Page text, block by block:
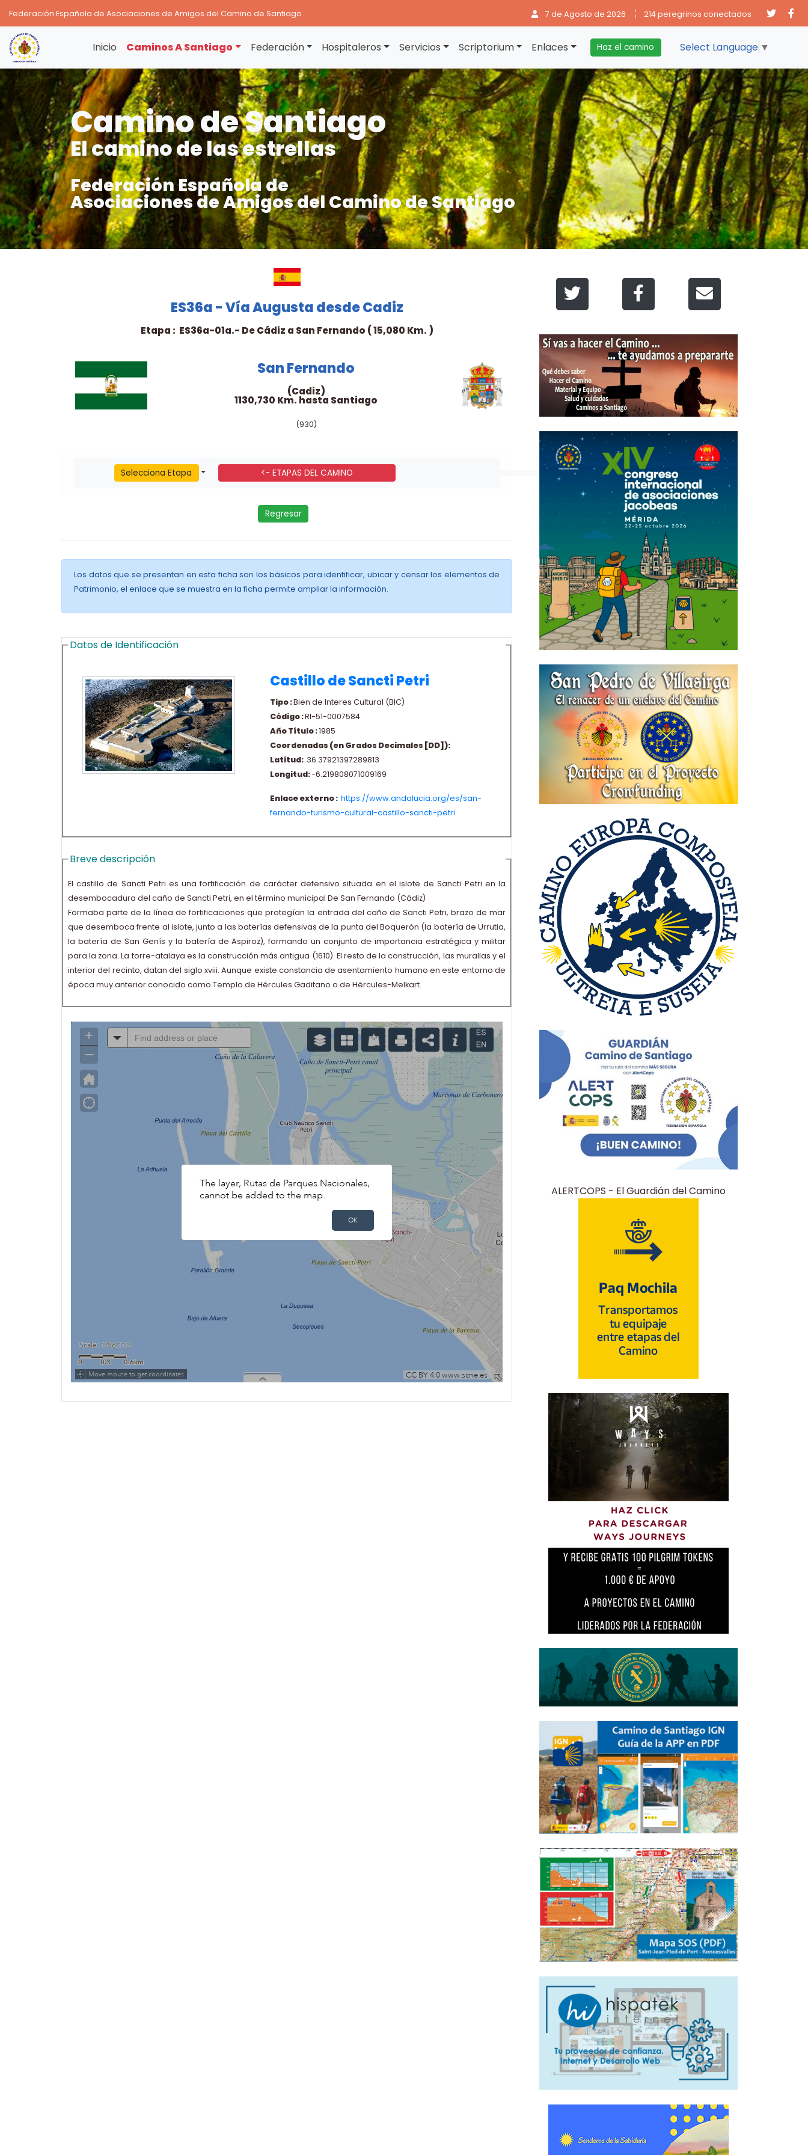
Federación Española de Asociaciones de Amigos del Camino de Santiago 7 de Agosto de 2026 214 peregrinos conectados
Inicio Caminos A Santiago Federación Hospitaleros Servicios Scriptorium Enlaces Haz el camino Select Language ▼
Camino de Santiago
El camino de las estrellas
Federación Española de
Asociaciones de Amigos del Camino de Santiago
ES36a - Vía Augusta desde Cadiz
Etapa : ES36a-01a.- De Cádiz a San Fernando ( 15,080 Km. )
San Fernando
(Cadiz)
1130,730 Km. hasta Santiago
(930)
Selecciona Etapa <- ETAPAS DEL CAMINO
Regresar
Los datos que se presentan en esta ficha son los básicos para identificar, ubicar y censar los elementos de
Patrimonio, el enlace que se muestra en la ficha permite ampliar la información.
Datos de Identificación
Castillo de Sancti Petri
Tipo :Bien de Interes Cultural (BIC)
Código :RI-51-0007584
Año Título :1985
Coordenadas (en Grados Decimales [DD]):
Latitud: 36.37921397289813
Longitud:-6.219808071009169
Enlace externo : https://www.andalucia.org/es/san-
fernando-turismo-cultural-castillo-sancti-petri
Breve descripción
El castillo de Sancti Petri es una fortificación de carácter defensivo situada en el islote de Sancti Petri en la
desembocadura del caño de Sancti Petri, en el término municipal De San Fernando (Cádiz)
Formaba parte de la línea de fortificaciones que protegían la entrada del caño de Sancti Petri, brazo de mar
que desemboca frente al islote, junto a las baterías defensivas de la punta del Boquerón (la batería de Urrutia,
la batería de San Genís y la batería de Aspiroz), formando un conjunto de importancia estratégica y militar
para la zona. La torre-atalaya es la construcción más antigua (1610). El resto de la construcción, las murallas y el
interior del recinto, datan del siglo xviii. Aunque existe constancia de asentamiento humano en este entorno de
época muy anterior conocido como Templo de Hércules Gaditano o de Hércules-Melkart.
ALERTCOPS - El Guardián del Camino